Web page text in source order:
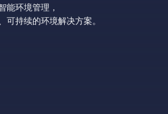
能环境管理，
可持续的环境解决方案。